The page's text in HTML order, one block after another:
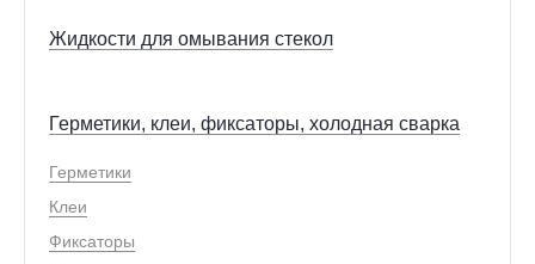
Жидкости для омывания стекол
Герметики, клеи, фиксаторы, холодная сварка
Герметики
Клеи
Фиксаторы